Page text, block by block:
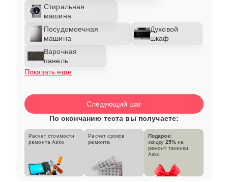
Стиральная
машина
Посудомоечная
машина
Духовой
шкаф
Варочная
панель
Показать еще
Следующий шаг
По окончанию теста вы получаете:
Расчет стоимости
ремонта Asko
Расчет сроков
ремонта
Подарок:
скидку 25% на
ремонт техники
Asko